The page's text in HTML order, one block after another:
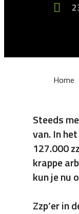
Home
Steeds
van. In
127.000
krappe
kun je nu
Zzp’er in